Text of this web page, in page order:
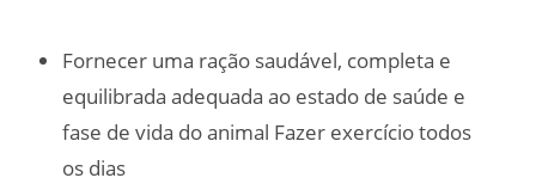
Fornecer uma ração saudável, completa e
equilibrada adequada ao estado de saúde e
fase de vida do animal Fazer exercício todos
os dias